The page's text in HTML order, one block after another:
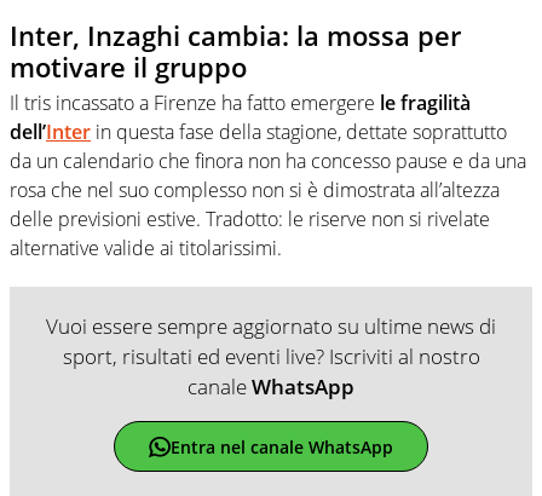
Inter, Inzaghi cambia: la mossa per
motivare il gruppo
Il tris incassato a Firenze ha fatto emergere le fragilità
dell’Inter in questa fase della stagione, dettate soprattutto
da un calendario che finora non ha concesso pause e da una
rosa che nel suo complesso non si è dimostrata all’altezza
delle previsioni estive. Tradotto: le riserve non si rivelate
alternative valide ai titolarissimi.
Vuoi essere sempre aggiornato su ultime news di
sport, risultati ed eventi live? Iscriviti al nostro
canaleWhatsApp
Entra nel canale WhatsApp